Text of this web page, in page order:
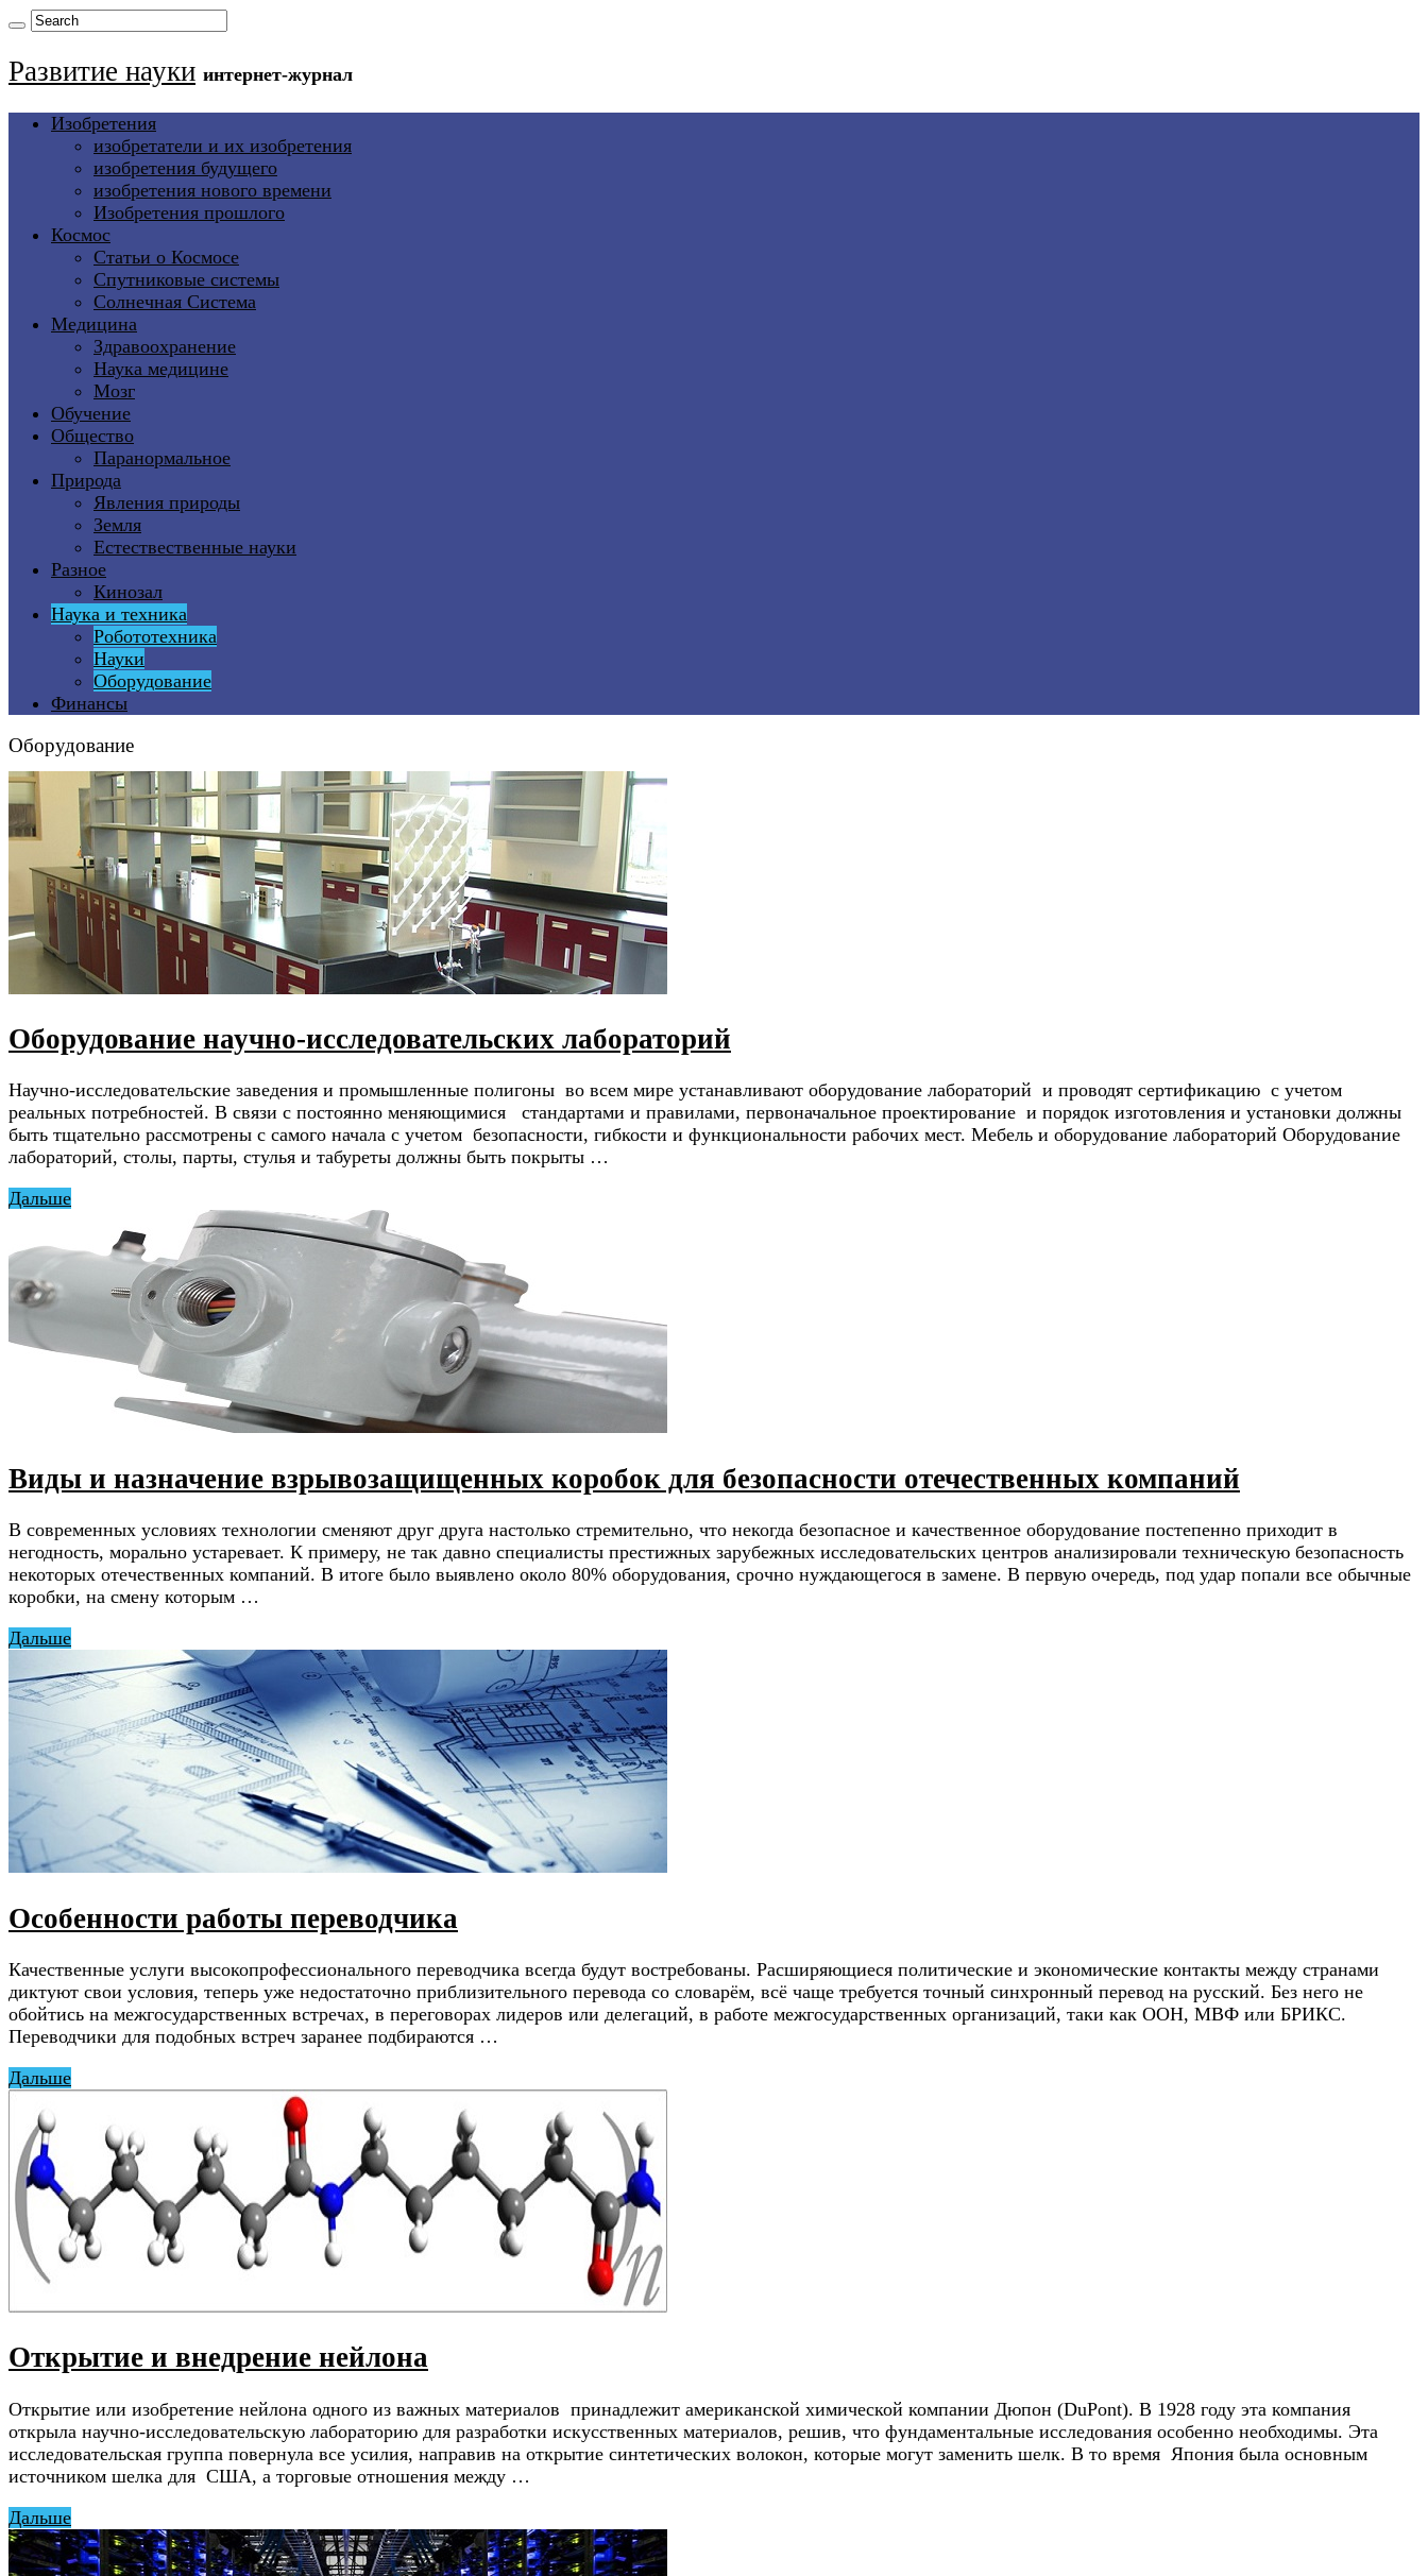
Развитие науки интернет-журнал
Изобретения
изобретатели и их изобретения
изобретения будущего
изобретения нового времени
Изобретения прошлого
Космос
Статьи о Космосе
Спутниковые системы
Солнечная Система
Медицина
Здравоохранение
Наука медицине
Мозг
Обучение
Общество
Паранормальное
Природа
Явления природы
Земля
Естествественные науки
Разное
Кинозал
Наука и техника
Робототехника
Науки
Оборудование
Финансы
Оборудование
Оборудование научно-исследовательских лабораторий
Научно-исследовательские заведения и промышленные полигоны во всем мире устанавливают оборудование лабораторий и проводят сертификацию с учетом
реальных потребностей. В связи с постоянно меняющимися стандартами и правилами, первоначальное проектирование и порядок изготовления и установки должны
быть тщательно рассмотрены с самого начала с учетом безопасности, гибкости и функциональности рабочих мест. Мебель и оборудование лабораторий Оборудование
лабораторий, столы, парты, стулья и табуреты должны быть покрыты …
Дальше
Виды и назначение взрывозащищенных коробок для безопасности отечественных компаний
В современных условиях технологии сменяют друг друга настолько стремительно, что некогда безопасное и качественное оборудование постепенно приходит в
негодность, морально устаревает. К примеру, не так давно специалисты престижных зарубежных исследовательских центров анализировали техническую безопасность
некоторых отечественных компаний. В итоге было выявлено около 80% оборудования, срочно нуждающегося в замене. В первую очередь, под удар попали все обычные
коробки, на смену которым …
Дальше
Особенности работы переводчика
Качественные услуги высокопрофессионального переводчика всегда будут востребованы. Расширяющиеся политические и экономические контакты между странами
диктуют свои условия, теперь уже недостаточно приблизительного перевода со словарём, всё чаще требуется точный синхронный перевод на русский. Без него не
обойтись на межгосударственных встречах, в переговорах лидеров или делегаций, в работе межгосударственных организаций, таки как ООН, МВФ или БРИКС.
Переводчики для подобных встреч заранее подбираются …
Дальше
Открытие и внедрение нейлона
Открытие или изобретение нейлона одного из важных материалов принадлежит американской химической компании Дюпон (DuPont). В 1928 году эта компания
открыла научно-исследовательскую лабораторию для разработки искусственных материалов, решив, что фундаментальные исследования особенно необходимы. Эта
исследовательская группа повернула все усилия, направив на открытие синтетических волокон, которые могут заменить шелк. В то время Япония была основным
источником шелка для США, а торговые отношения между …
Дальше